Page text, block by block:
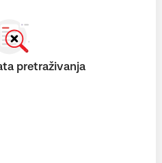
pretraživanja